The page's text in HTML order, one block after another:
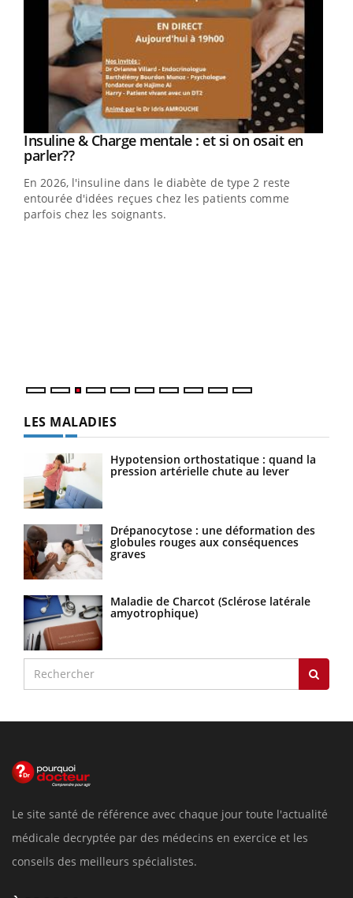
Youtube
Insuline & Charge mentale : et si on osait en
parler??Youtube
En 2026, l'insuline dans le diabète de type 2 reste
entourée d'idées reçues chez les patients comme
parfois chez les soignants.
LES MALADIES
Hypotension orthostatique : quand la
pression artérielle chute au lever
Drépanocytose : une déformation des
globules rouges aux conséquences
graves
Maladie de Charcot (Sclérose latérale
amyotrophique)
Le site santé de référence avec chaque jour toute l'actualité
médicale decryptée par des médecins en exercice et les
conseils des meilleurs spécialistes.